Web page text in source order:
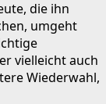
die ihn
umgeht
vielleicht auch
Wiederwahl,